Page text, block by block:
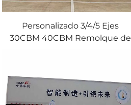
Personalizado 3/4/5 Ejes
30CBM 40CBM Remolque de
Cemento Semi Remolque